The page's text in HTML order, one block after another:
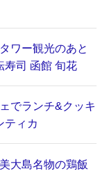
ワー観光のあと
司 函館 旬花
でランチ&クッキ
ティカ
大島名物の鶏飯